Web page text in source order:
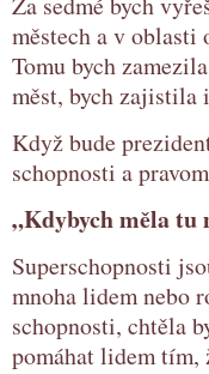
městech a v oblasti
Tomu bych
měst, bych zajistila
Když bude
schopnosti a
„Kdybych měla
Superschopnosti
mnoha lidem nebo
schopnosti, chtěla
pomáhat lidem